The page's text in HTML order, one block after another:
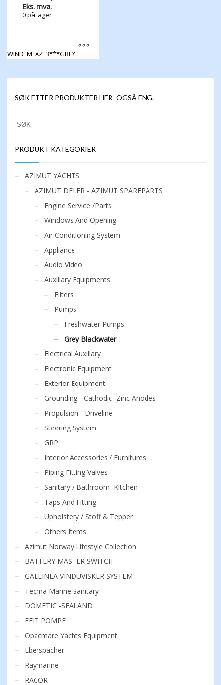
Eks. mva.
0 på lager
WIND_M_AZ_3***GREY
har
varianter.
Alternativene
kan
velges
produktsiden
SØK ETTER PRODUKTER HER- OGSÅ ENG.
SØK
PRODUKT KATEGORIER
AZIMUT YACHTS
AZIMUT DELER - AZIMUT SPAREPARTS
Engine Service /Parts
Windows And Opening
Air Conditioning System
Appliance
Audio Video
Auxiliary Equipments
Filters
Pumps
Freshwater Pumps
Grey Blackwater
Electrical Auxiliary
Electronic Equipment
Exterior Equipment
Grounding - Cathodic -Zinc Anodes
Propulsion - Driveline
Steering System
GRP
Interior Accessories / Furnitures
Piping Fitting Valves
Sanitary / Bathroom -Kitchen
Taps And Fitting
Upholstery / Stoff & Tepper
Others Items
Azimut Norway Lifestyle Collection
BATTERY MASTER SWITCH
GALLINEA VINDUVISKER SYSTEM
Tecma Marine Sanitary
DOMETIC -SEALAND
FEIT POMPE
Opacmare Yachts Equipment
Eberspächer
Raymarine
RACOR